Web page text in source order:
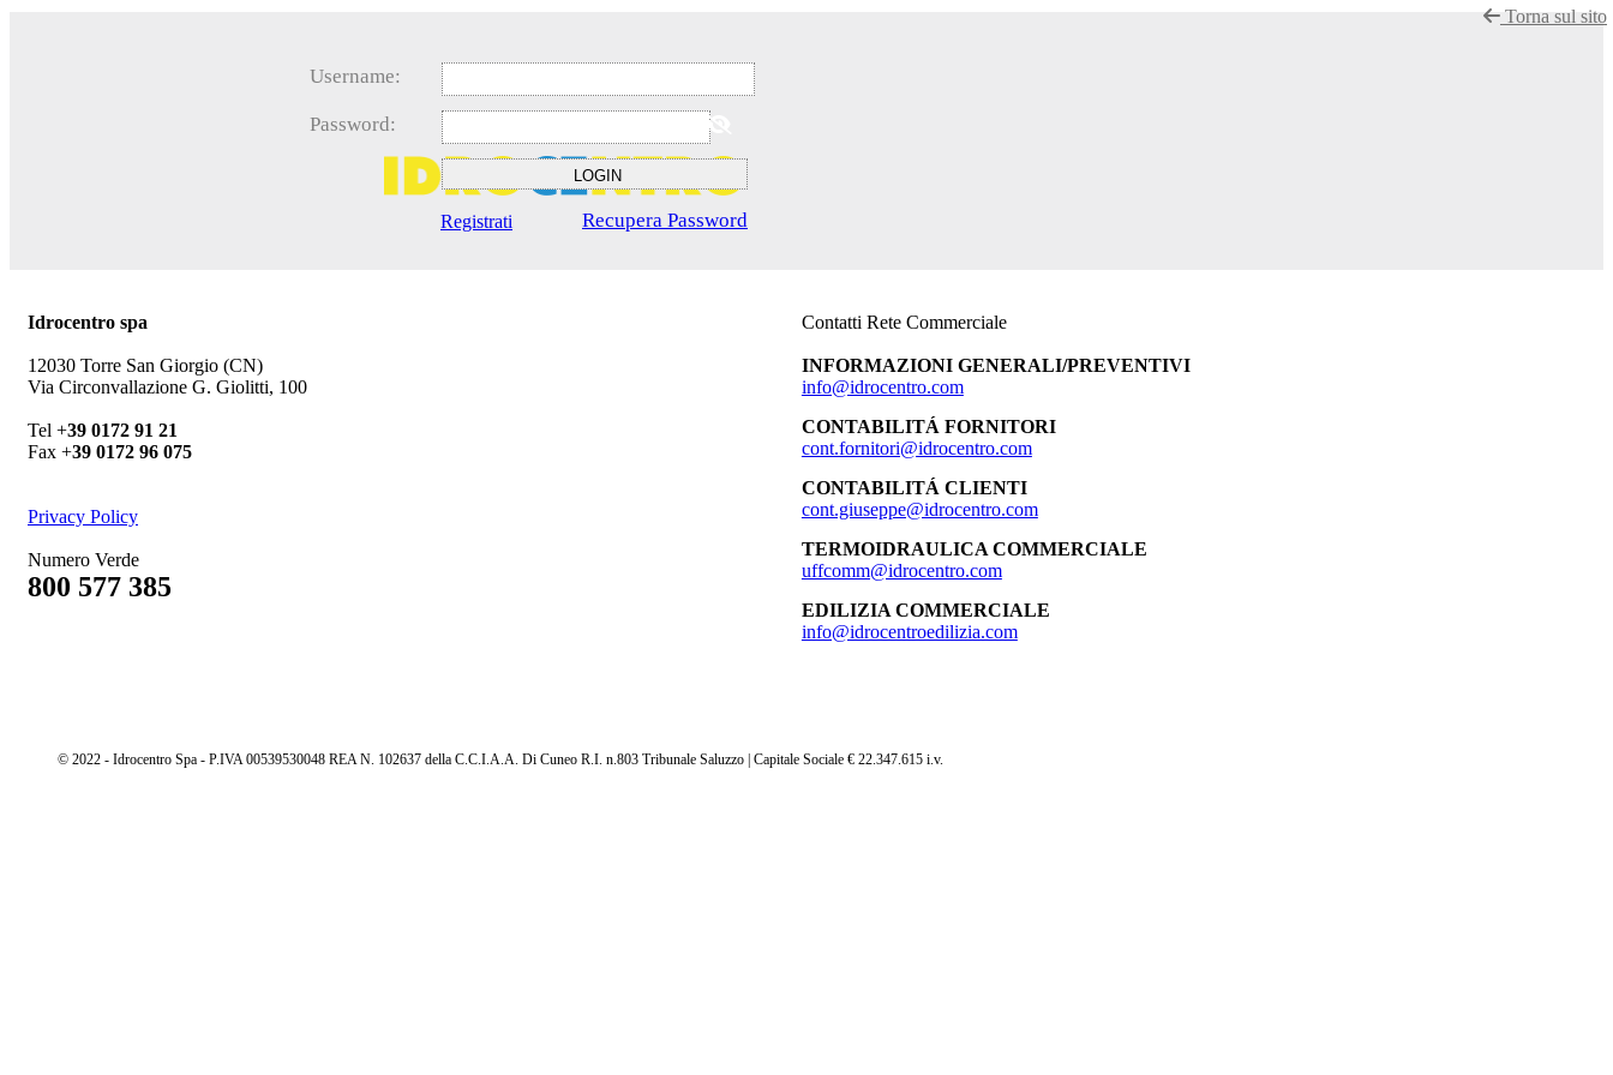
Torna sul sito
Username:
Password:
Recupera Password
Registrati
Idrocentro spa
12030 Torre San Giorgio (CN)
Via Circonvallazione G. Giolitti, 100
Tel +39 0172 91 21
Fax +39 0172 96 075
Privacy Policy
Numero Verde
800 577 385
Contatti Rete Commerciale
INFORMAZIONI GENERALI/PREVENTIVI
info@idrocentro.com
CONTABILITÁ FORNITORI
cont.fornitori@idrocentro.com
CONTABILITÁ CLIENTI
cont.giuseppe@idrocentro.com
TERMOIDRAULICA COMMERCIALE
uffcomm@idrocentro.com
EDILIZIA COMMERCIALE
info@idrocentroedilizia.com
© 2022 - Idrocentro Spa - P.IVA 00539530048 REA N. 102637 della C.C.I.A.A. Di Cuneo R.I. n.803 Tribunale Saluzzo | Capitale Sociale € 22.347.615 i.v.